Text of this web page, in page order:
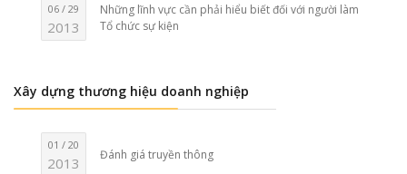
06 / 29
2013
Những lĩnh vực cần phải hiểu biết đối với người làm
Tổ chức sự kiện
Xây dựng thương hiệu doanh nghiệp
01 / 20
2013 Đánh giá truyền thông